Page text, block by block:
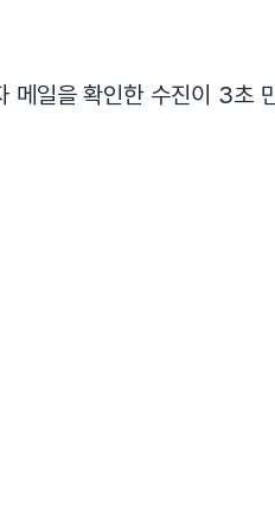
메일을 확인한 수진이 3초